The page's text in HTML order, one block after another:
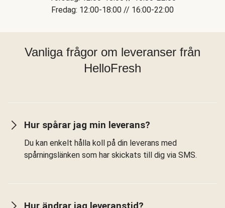
Fredag: 12:00-18:00 // 16:00-22:00
Vanliga frågor om leveranser från
HelloFresh
Hur spårar jag min leverans?
Du kan enkelt hålla koll på din leverans med
spårningslänken som har skickats till dig via SMS.